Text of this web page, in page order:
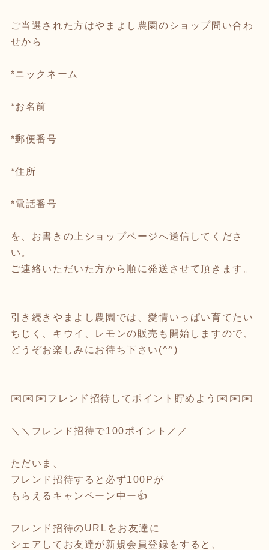
ご当選された方はやまよし農園のショップ問い合わ
せから
*ニックネーム
*お名前
*郵便番号
*住所
*電話番号
を、お書きの上ショップページへ送信してくださ
い。
ご連絡いただいた方から順に発送させて頂きます。
引き続きやまよし農園では、愛情いっぱい育てたい
ちじく、キウイ、レモンの販売も開始しますので、
どうぞお楽しみにお待ち下さい(^^)
✉️✉️✉️フレンド招待してポイント貯めよう✉️✉️✉️
＼＼フレンド招待で100ポイント／／
ただいま、
フレンド招待すると必ず100Pが
もらえるキャンペーン中ー👍
フレンド招待のURLをお友達に
シェアしてお友達が新規会員登録をすると、